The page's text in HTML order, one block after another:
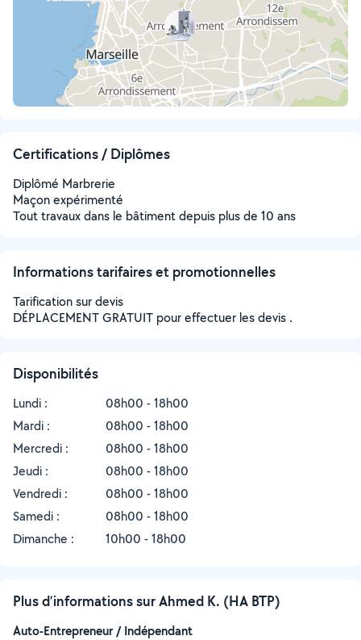
Certifications / Diplômes
Diplômé Marbrerie
Maçon expérimenté
Tout travaux dans le bâtiment depuis plus de 10 ans
Informations tarifaires et promotionnelles
Tarification sur devis
DÉPLACEMENT GRATUIT pour effectuer les devis .
Disponibilités
Lundi :
08h00 - 18h00
Mardi :
08h00 - 18h00
Mercredi :
08h00 - 18h00
Jeudi :
08h00 - 18h00
Vendredi :
08h00 - 18h00
Samedi :
08h00 - 18h00
Dimanche :
10h00 - 18h00
Plus d’informations sur Ahmed K. (HA BTP)
Auto-Entrepreneur / Indépendant